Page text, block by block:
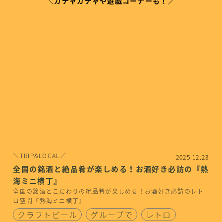
＼TRIP&LOCAL／ 2025.12.23
全国の銘酒と絶品肴が楽しめる！お酒好き必訪の『熱
海ミニ横丁』
全国の銘酒とこだわりの絶品肴が楽しめる！お酒好き必訪のレト
ロ空間『熱海ミニ横丁』
クラフトビール グループで
レトロ